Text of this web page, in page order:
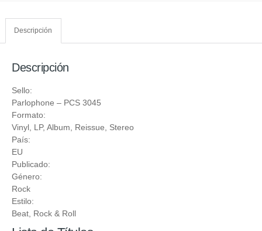
Descripción
Descripción
Sello:
Parlophone ‎– PCS 3045
Formato:
Vinyl , LP, Album, Reissue, Stereo
País:
EU
Publicado:
Género:
Rock
Estilo:
Beat Rock & Roll